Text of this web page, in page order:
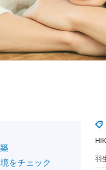
をチェック